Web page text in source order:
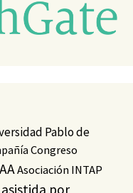
Pablo de
Congreso
Asociación INTAP
por